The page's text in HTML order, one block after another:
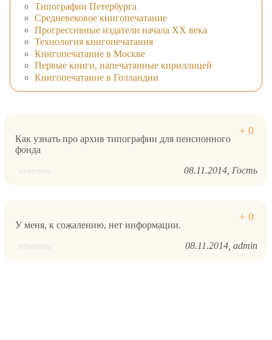
Типографии Петербурга
Средневековое книгопечатание
Прогрессивные издатели начала XX века
Технология книгопечатания
Книгопечатание в Москве
Первые книги, напечатанные кириллицей
Книгопечатание в Голландии
Как узнать про архив типографии для пенсионного
фонда
ответить 08.11.2014 Гость
У меня, к сожалению, нет информации.
ответить 08.11.2014 admin